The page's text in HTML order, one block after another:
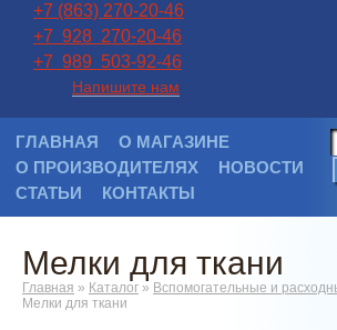
+7 (863) 270-20-46
+7 928 270-20-46
+7 989 503-92-46
Напишите нам
ГЛАВНАЯ
О МАГАЗИНЕ
О ПРОИЗВОДИТЕЛЯХ
НОВОСТИ
СТАТЬИ
КОНТАКТЫ
Мелки для ткани
Главная » Каталог » Вспомогательные и
Мелки для ткани